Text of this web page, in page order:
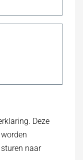
. Deze
naar